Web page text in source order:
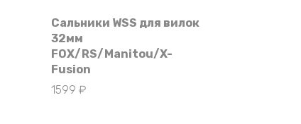
Сальники WSS для вилок
32мм
FOX/RS/Manitou/X-
Fusion
1599 ₽